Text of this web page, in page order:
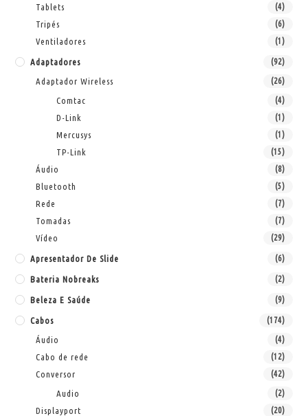
Tablets (4)
Tripés (6)
Ventiladores (1)
Adaptadores (92)
Adaptador Wireless (26)
Comtac (4)
D-Link (1)
Mercusys (1)
TP-Link (15)
Áudio (8)
Bluetooth (5)
Rede (7)
Tomadas (7)
Vídeo (29)
Apresentador De Slide (6)
Bateria Nobreaks (2)
Beleza E Saúde (9)
Cabos (174)
Áudio (4)
Cabo de rede (12)
Conversor (42)
Audio (2)
Displayport (20)